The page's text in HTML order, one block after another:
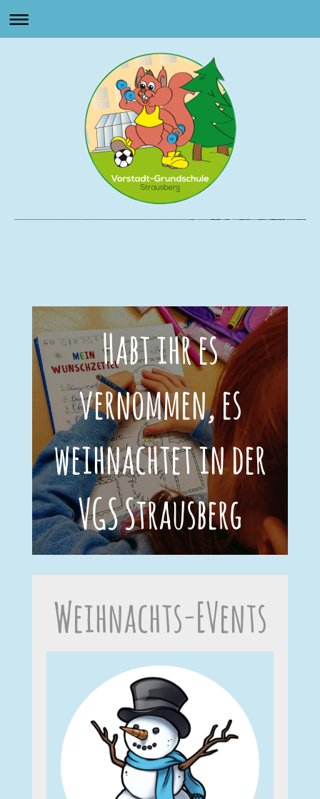
Habt ihr es
vernommen, es
weihnachtet in der
VGS Strausberg
Weihnachts-EVents